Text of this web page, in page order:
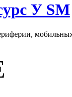
У SM
мобильных